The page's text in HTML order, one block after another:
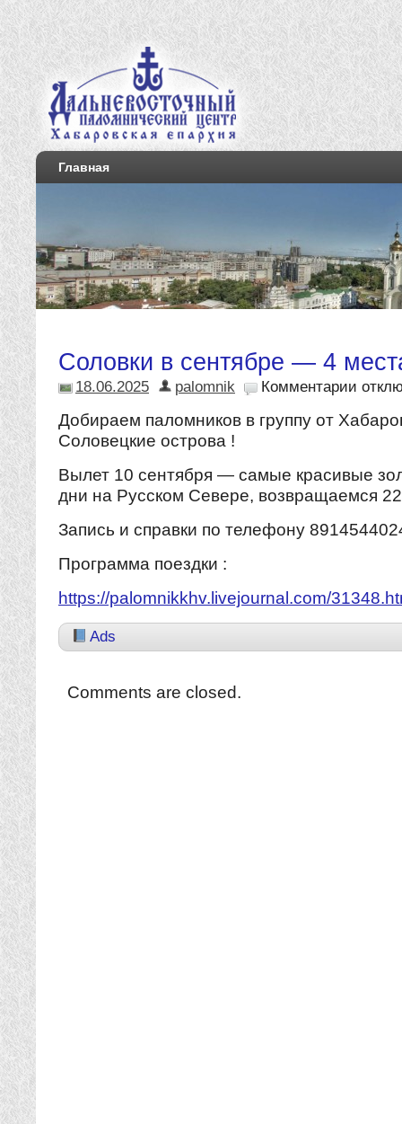
Главная
Соловки в сентябре — 4
18.06.2025 palomnik Комментарии
Добираем паломников в группу от
Соловецкие острова !
Вылет 10 сентября — самые красивые
дни на Русском Севере, возвращаемся
Запись и справки по телефону
Программа поездки :
https://palomnikkhv.livejournal.com/
Ads
Comments are closed.